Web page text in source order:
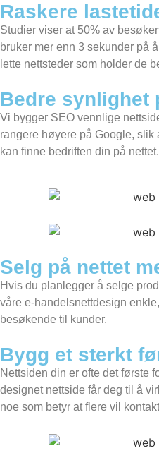
Raskere
Studier viser at 50% av
bruker mer enn 3 sekunder på
lette nettsteder som holder de
Bedre synlighet
Vi bygger SEO vennlige
rangere høyere på Google, slik
kan finne bedriften din på nettet.
Selg på nettet
Hvis du planlegger å selge
våre e-handelsnettdesign
besøkende til kunder.
Bygg et sterkt
Nettsiden din er ofte det første
designet nettside får deg til å
noe som betyr at flere vil